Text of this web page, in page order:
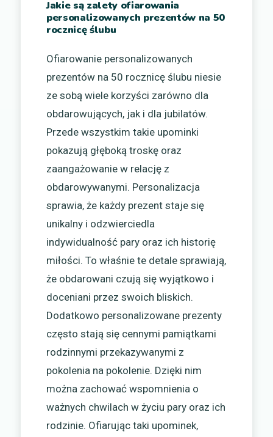
Jakie są zalety ofiarowania
personalizowanych prezentów na 50
rocznicę ślubu
Ofiarowanie personalizowanych
prezentów na 50 rocznicę ślubu niesie
ze sobą wiele korzyści zarówno dla
obdarowujących, jak i dla jubilatów.
Przede wszystkim takie upominki
pokazują głęboką troskę oraz
zaangażowanie w relację z
obdarowywanymi. Personalizacja
sprawia, że każdy prezent staje się
unikalny i odzwierciedla
indywidualność pary oraz ich historię
miłości. To właśnie te detale sprawiają,
że obdarowani czują się wyjątkowo i
doceniani przez swoich bliskich.
Dodatkowo personalizowane prezenty
często stają się cennymi pamiątkami
rodzinnymi przekazywanymi z
pokolenia na pokolenie. Dzięki nim
można zachować wspomnienia o
ważnych chwilach w życiu pary oraz ich
rodzinie. Ofiarując taki upominek,